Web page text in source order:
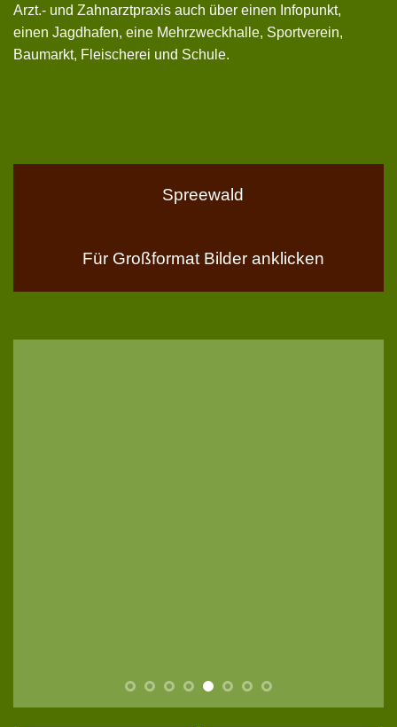
Arzt.- und Zahnarztpraxis auch über einen Infopunkt,
einen Jagdhafen, eine Mehrzweckhalle, Sportverein,
Baumarkt, Fleischerei und Schule.
Spreewald
Für Großformat Bilder anklicken